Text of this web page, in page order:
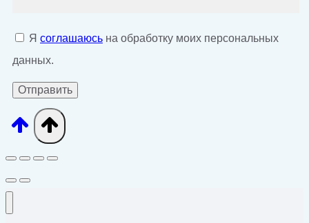
Я соглашаюсь на обработку моих персональных
данных.